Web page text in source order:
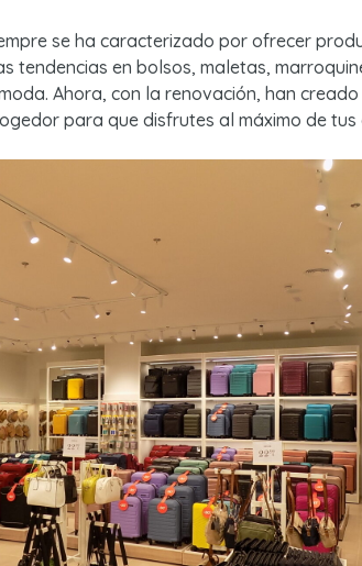
se ha caracterizado por ofrecer
tendencias en bolsos, maletas,
Ahora, con la renovación, han
para que disfrutes al máximo de tus